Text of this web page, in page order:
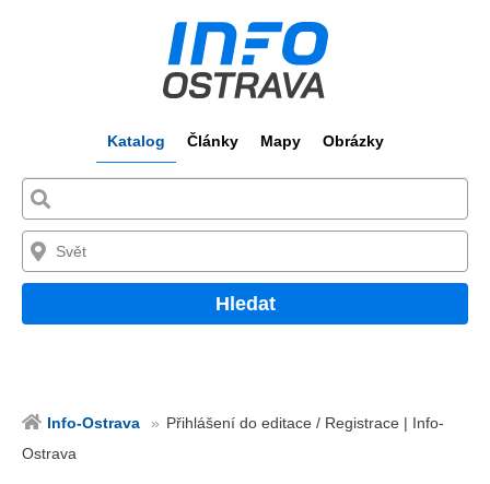
Katalog Články Mapy Obrázky
Hledat
Info-Ostrava
Přihlášení do editace / Registrace | Info-
Ostrava